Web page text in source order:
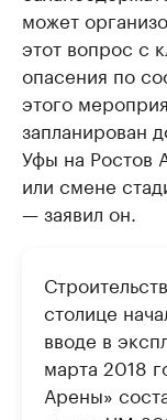
может
этот вопрос с
опасения по
этого
запланирован
Уфы на Ростов
или смене
— заявил он.
столице
вводе в
марта 2018
Арены»